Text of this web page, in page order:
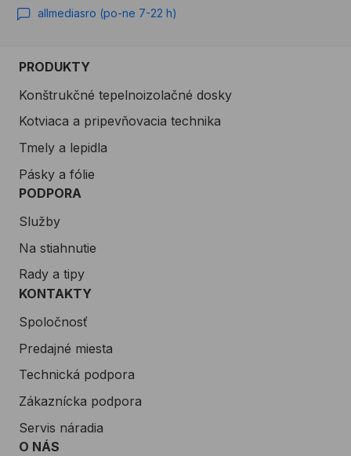
allmediasro (po-ne 7-22 h)
PRODUKTY
Konštrukčné tepelnoizolačné dosky
Kotviaca a pripevňovacia technika
Tmely a lepidla
Pásky a fólie
PODPORA
Služby
Na stiahnutie
Rady a tipy
KONTAKTY
Spoločnosť
Predajné miesta
Technická podpora
Zákaznícka podpora
Servis náradia
O NÁS